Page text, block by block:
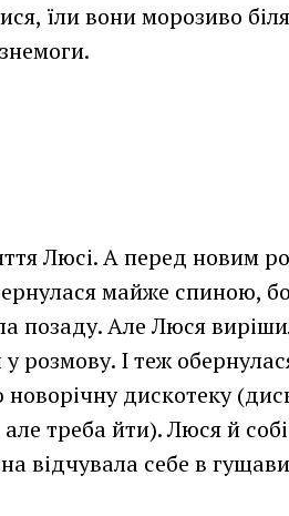
їли вони морозиво
Люсі. А перед новим
майже спиною,
позаду. Але Люся
розмову. І теж
дискотеку
але треба йти). Люся й
відчувала себе в